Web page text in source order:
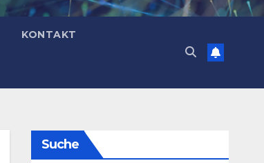
KONTAKT
Suche